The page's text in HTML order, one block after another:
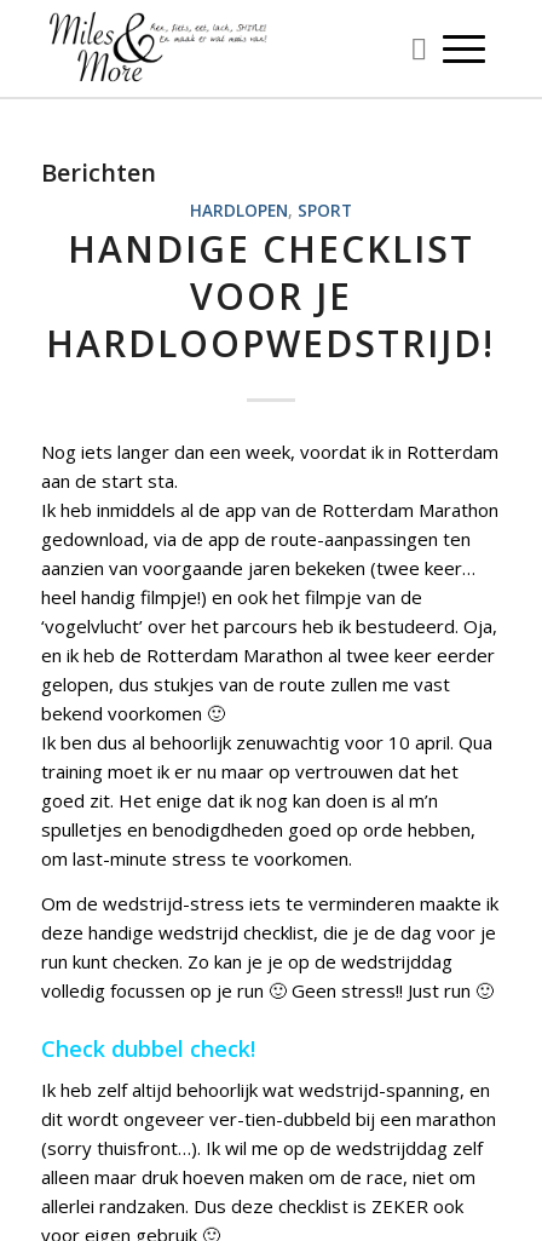
Berichten
HARDLOPEN, SPORT
HANDIGE CHECKLIST
VOOR JE
HARDLOOPWEDSTRIJD!
Nog iets langer dan een week, voordat ik in Rotterdam
aan de start sta.
Ik heb inmiddels al de app van de Rotterdam Marathon
gedownload, via de app de route-aanpassingen ten
aanzien van voorgaande jaren bekeken (twee keer…
heel handig filmpje!) en ook het filmpje van de
‘vogelvlucht’ over het parcours heb ik bestudeerd. Oja,
en ik heb de Rotterdam Marathon al twee keer eerder
gelopen, dus stukjes van de route zullen me vast
bekend voorkomen 🙂
Ik ben dus al behoorlijk zenuwachtig voor 10 april. Qua
training moet ik er nu maar op vertrouwen dat het
goed zit. Het enige dat ik nog kan doen is al m’n
spulletjes en benodigdheden goed op orde hebben,
om last-minute stress te voorkomen.
Om de wedstrijd-stress iets te verminderen maakte ik
deze handige wedstrijd checklist, die je de dag voor je
run kunt checken. Zo kan je je op de wedstrijddag
volledig focussen op je run 🙂 Geen stress!! Just run 🙂
Check dubbel check!
Ik heb zelf altijd behoorlijk wat wedstrijd-spanning, en
dit wordt ongeveer ver-tien-dubbeld bij een marathon
(sorry thuisfront…). Ik wil me op de wedstrijddag zelf
alleen maar druk hoeven maken om de race, niet om
allerlei randzaken. Dus deze checklist is ZEKER ook
voor eigen gebruik 🙂